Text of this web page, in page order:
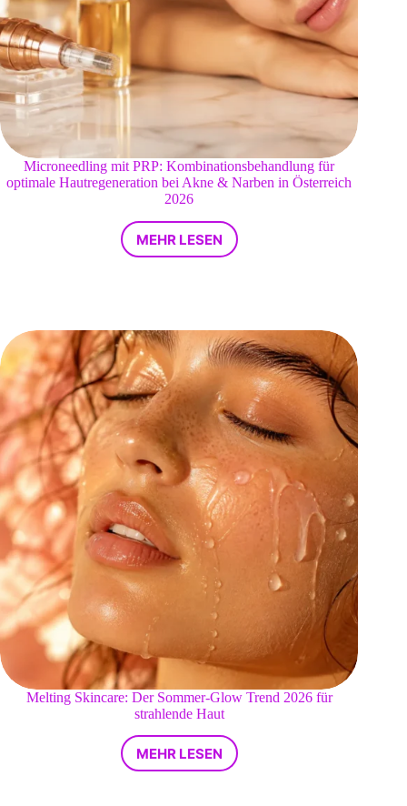
Microneedling mit PRP: Kombinationsbehandlung für
optimale Hautregeneration bei Akne & Narben in Österreich
2026
MEHR LESEN
Melting Skincare: Der Sommer-Glow Trend 2026 für
strahlende Haut
MEHR LESEN